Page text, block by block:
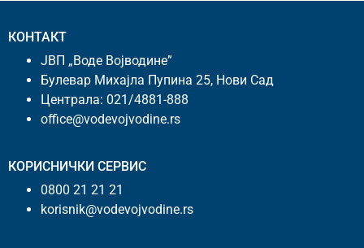
КОНТАКТ
ЈВП „Воде Војводине”
Булевар Михајла Пупина 25, Нови Сад
Централа: 021/4881-888
office@vodevojvodine.rs
КОРИСНИЧКИ СЕРВИС
0800 21 21 21
korisnik@vodevojvodine.rs